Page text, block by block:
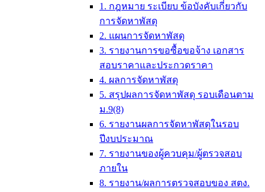
1. กฎหมาย ระเบียบ ข้อบังคับเกี่ยวกับ
การจัดหาพัสดุ
2. แผนการจัดหาพัสดุ
3. รายงานการขอซื้อขอจ้าง เอกสาร
สอบราคาและประกวดราคา
4. ผลการจัดหาพัสดุ
5. สรุปผลการจัดหาพัสดุ รอบเดือนตาม
ม.9(8)
6. รายงานผลการจัดหาพัสดุในรอบ
ปีงบประมาณ
7. รายงานของผู้ควบคุม/ผู้ตรวจสอบ
ภายใน
8. รายงาน/ผลการตรวจสอบของ สตง.